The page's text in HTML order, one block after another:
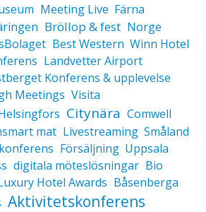
Meeting Live Färna
Bröllop & fest Norge
Best Western Winn Hotel
Landvetter Airport
Konferens & upplevelse
Meetings Visita
Citynära Comwell
mat Livestreaming Småland
Försäljning Uppsala
digitala möteslösningar Bio
Hotel Awards Båsenberga
Aktivitetskonferens